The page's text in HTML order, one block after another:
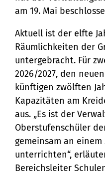
Wohnen
Tourismus
Ehrenamt
Ortsrecht
04131 - 309-0
E-Mail:
Anschrift:
Am
21335 Lüneburg
am 19. Mai
Aktuell ist der elfte
Räumlichkeiten der
untergebracht. Für
2026/2027, den
künftigen zwölften
Kapazitäten am
aus. „Es ist der
Oberstufenschüler
gemeinsam an
unterrichten“,
Bereichsleiter